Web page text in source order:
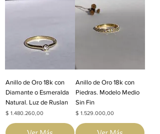
Anillo de Oro 18k con
Diamante o Esmeralda
Natural. Luz de Ruslan
Precio
$ 1.480.260,00
Anillo de Oro 18k con
Piedras. Modelo Medio
Sin Fin
Precio
$ 1.529.000,00